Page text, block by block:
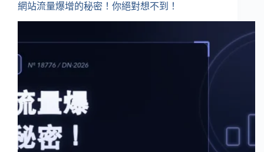
網站流量爆增的秘密！你絕對想不到！